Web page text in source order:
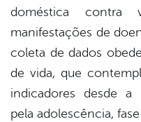
doméstica contra
manifestações de
coleta de dados
de vida, que
indicadores desde a
pela adolescência,